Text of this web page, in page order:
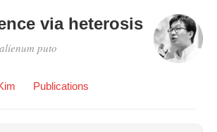
via heterosis
puto
Publications